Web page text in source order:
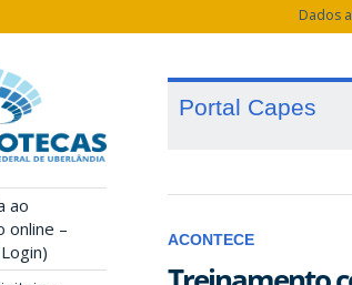
Dados
ao
online –
Portal Capes
ACONTECE